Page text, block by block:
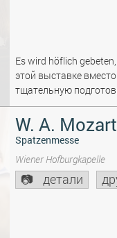
Es wird höflich
этой выставке
тщательную
W. A. Mozart
Spatzenmesse
Wiener Hofburgkapelle
детали